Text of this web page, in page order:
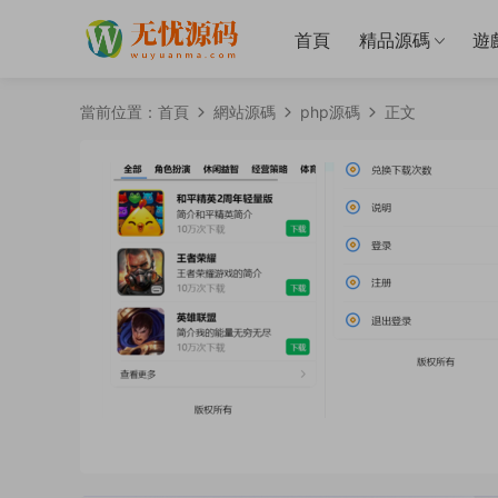
首頁 精品源碼 遊
當前位置： 首頁 網站源碼 php源碼 正文